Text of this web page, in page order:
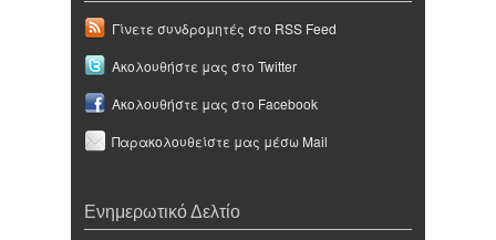
Γίνετε συνδρομητές στο RSS Feed
Ακολουθήστε μας στο Twitter
Ακολουθήστε μας στο Facebook
Παρακολουθείστε μας μέσω Mail
Ενημερωτικό Δελτίο